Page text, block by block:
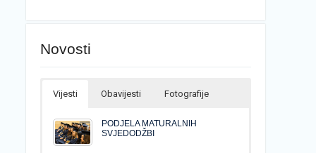
Novosti
Vijesti Obavijesti Fotografije
PODJELA MATURALNIH
SVJEDODŽBI